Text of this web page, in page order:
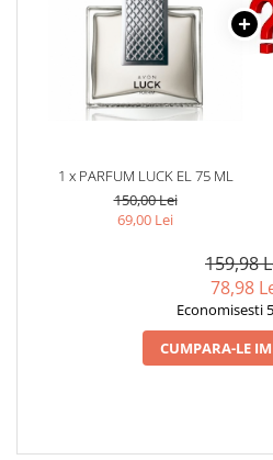
1 x PARFUM LUCK EL 75 ML
150,00 Lei
69,00 Lei
159,98
78,98
Economisesti
CUMPARA-LE